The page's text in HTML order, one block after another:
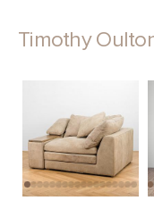
Timothy